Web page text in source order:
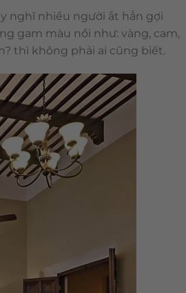
nghĩ nhiều người ắt hẳn gợi
gam màu nổi như: vàng, cam,
thì không phải ai cũng biết.